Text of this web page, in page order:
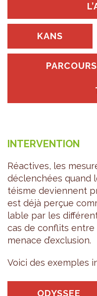
KANS
INTER­VEN­TION
Réac­tives, les
déclen­chées quand
téisme deviennent
est déjà per­çue
lable par les
cas de conflits entre
menace d’ex­clu­sion.
Voici des exemples
ODYS­SEE